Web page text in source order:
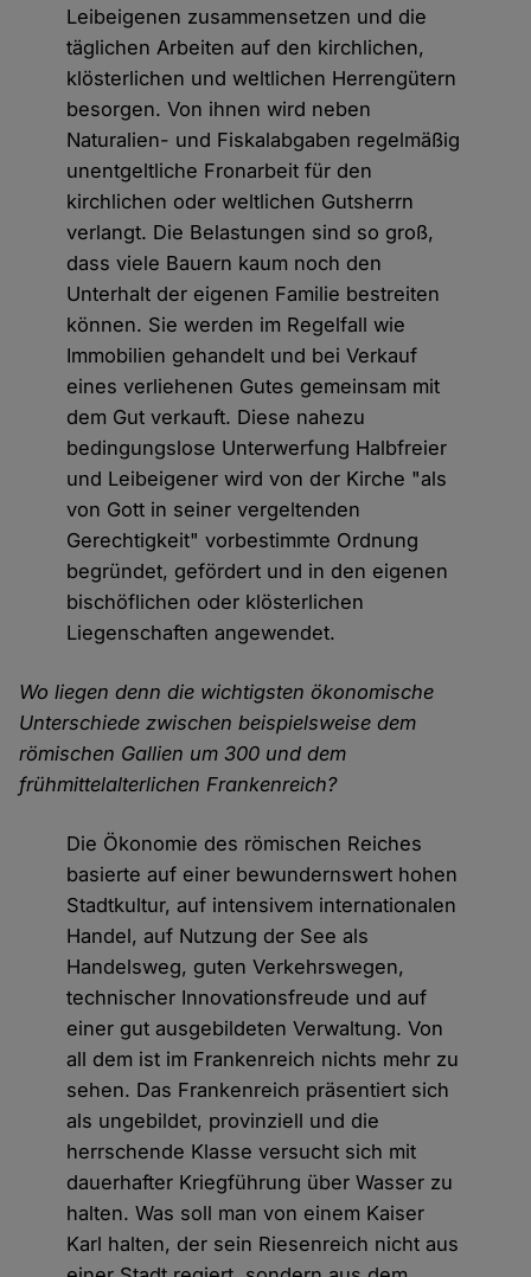
Leibeigenen zusammensetzen und die
täglichen Arbeiten auf den kirchlichen,
klösterlichen und weltlichen Herrengütern
besorgen. Von ihnen wird neben
Naturalien- und Fiskalabgaben regelmäßig
unentgeltliche Fronarbeit für den
kirchlichen oder weltlichen Gutsherrn
verlangt. Die Belastungen sind so groß,
dass viele Bauern kaum noch den
Unterhalt der eigenen Familie bestreiten
können. Sie werden im Regelfall wie
Immobilien gehandelt und bei Verkauf
eines verliehenen Gutes gemeinsam mit
dem Gut verkauft. Diese nahezu
bedingungslose Unterwerfung Halbfreier
und Leibeigener wird von der Kirche "als
von Gott in seiner vergeltenden
Gerechtigkeit" vorbestimmte Ordnung
begründet, gefördert und in den eigenen
bischöflichen oder klösterlichen
Liegenschaften angewendet.
Wo liegen denn die wichtigsten ökonomische
Unterschiede zwischen beispielsweise dem
römischen Gallien um 300 und dem
frühmittelalterlichen Frankenreich?
Die Ökonomie des römischen Reiches
basierte auf einer bewundernswert hohen
Stadtkultur, auf intensivem internationalen
Handel, auf Nutzung der See als
Handelsweg, guten Verkehrswegen,
technischer Innovationsfreude und auf
einer gut ausgebildeten Verwaltung. Von
all dem ist im Frankenreich nichts mehr zu
sehen. Das Frankenreich präsentiert sich
als ungebildet, provinziell und die
herrschende Klasse versucht sich mit
dauerhafter Kriegführung über Wasser zu
halten. Was soll man von einem Kaiser
Karl halten, der sein Riesenreich nicht aus